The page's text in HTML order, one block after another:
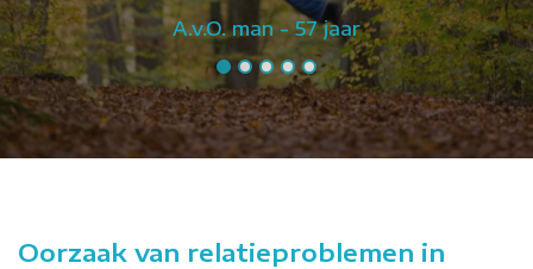
A.v.O. man - 57 jaar
Oorzaak van relatieproblemen in